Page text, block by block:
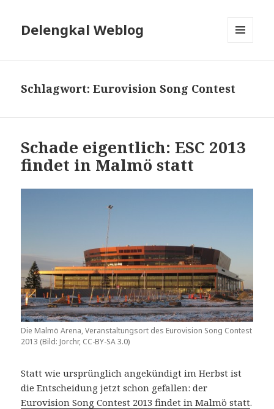
Delengkal Weblog
Schlagwort:Eurovision Song Contest
Schade eigentlich: ESC 2013
findet in Malmö statt
Die Malmö Arena, Veranstaltungsort des Eurovision Song Contest
2013 (Bild: Jorchr, CC-BY-SA 3.0)
Statt wie ursprünglich angekündigt im Herbst ist
die Entscheidung jetzt schon gefallen: der
Eurovision Song Contest 2013 findet in Malmö statt.